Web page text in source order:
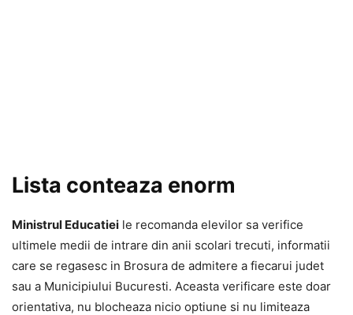
Lista conteaza enorm
Ministrul Educatiei le recomanda elevilor sa verifice
ultimele medii de intrare din anii scolari trecuti, informatii
care se regasesc in Brosura de admitere a fiecarui judet
sau a Municipiului Bucuresti. Aceasta verificare este doar
orientativa, nu blocheaza nicio optiune si nu limiteaza